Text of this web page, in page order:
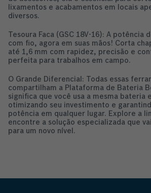
lixamentos e acabamentos em locais
diversos.
Tesoura Faca (GSC 18V-16): A potência
com fio, agora em suas mãos! Corta
até 1,6 mm com rapidez, precisão e
perfeita para trabalhos em campo.
O Grande Diferencial: Todas essas
compartilham a Plataforma de Bateria
significa que você usa a mesma bateria
otimizando seu investimento e
potência em qualquer lugar. Explore a
encontre a solução especializada que
para um novo nível.